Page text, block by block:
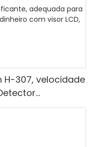
H-307, velocidade
Falsificante,